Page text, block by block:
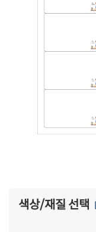
색상/재질 선택